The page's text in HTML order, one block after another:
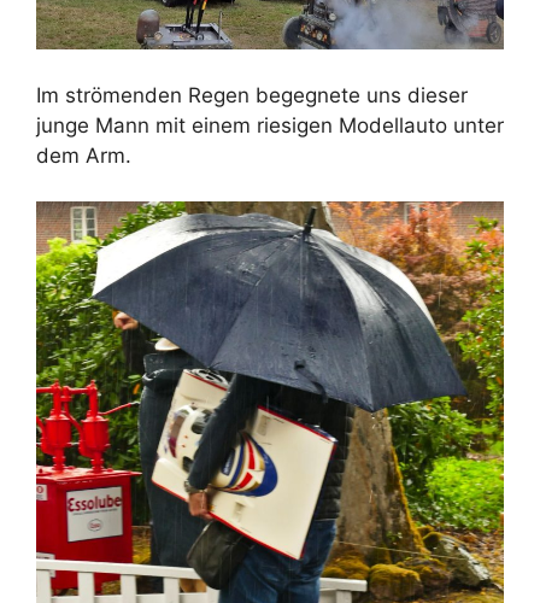
Im strömenden Regen begegnete uns dieser
junge Mann mit einem riesigen Modellauto unter
dem Arm.